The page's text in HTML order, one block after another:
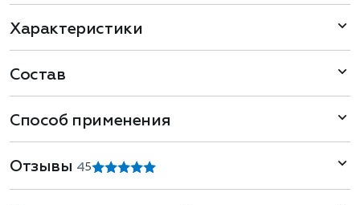
Характеристики
Состав
Способ применения
Отзывы 45